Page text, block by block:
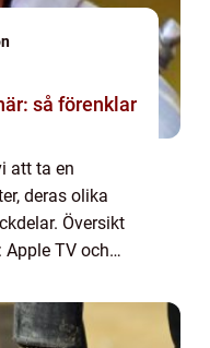
så förenklar
att ta en
deras olika
Översikt
Apple TV och
strömma